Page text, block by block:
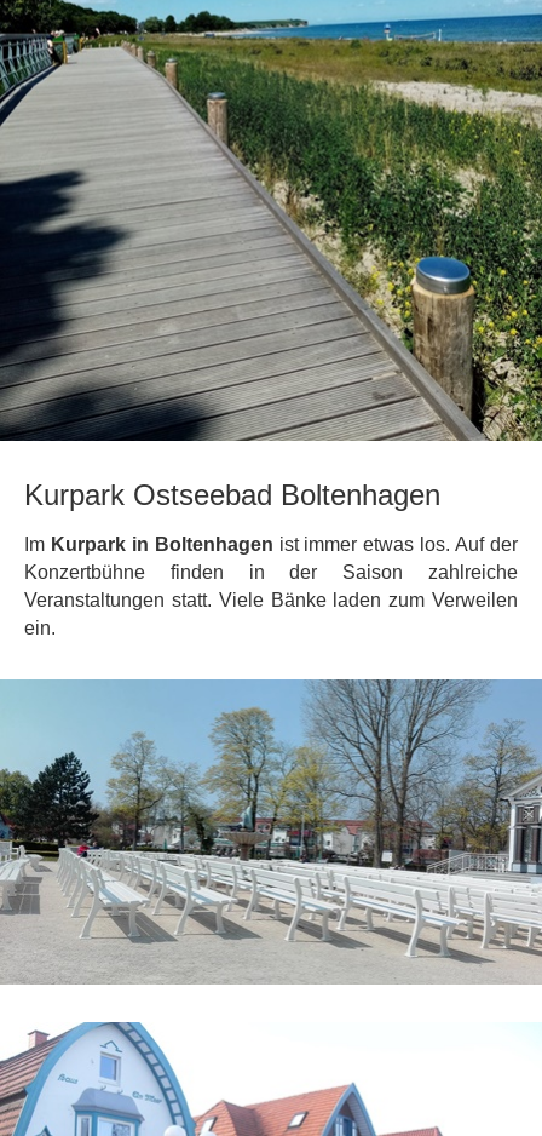
Kurpark Ostseebad Boltenhagen
Im Kurpark in Boltenhagen ist immer etwas los. Auf der
Konzertbühne finden in der Saison zahlreiche
Veranstaltungen statt. Viele Bänke laden zum Verweilen
ein.